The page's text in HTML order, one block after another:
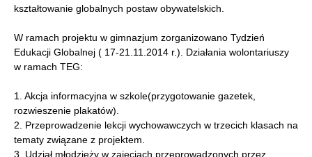
kształtowanie globalnych postaw obywatelskich.
W ramach projektu w gimnazjum zorganizowano Tydzień
Edukacji Globalnej ( 17-21.11.2014 r.). Działania wolontariuszy
w ramach TEG:
1. Akcja informacyjna w szkole(przygotowanie gazetek,
rozwieszenie plakatów).
2. Przeprowadzenie lekcji wychowawczych w trzecich klasach na
tematy związane z projektem.
3. Udział młodzieży w zajęciach przeprowadzonych przez